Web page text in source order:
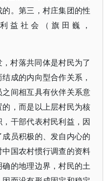
。第三，村庄集团的性
益社会（旗田巍，
村落共同体是村民为了
成的内向型合作关系，
间相互具有伙伴关系意
，而是以上层村民为核
干部代表村民利益，因
员积极的、发自内心的
国农村惯行调查的资料
的地理边界，村民的土